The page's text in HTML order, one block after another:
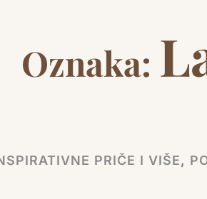
Oznaka:
PRIČE I VIŠE,